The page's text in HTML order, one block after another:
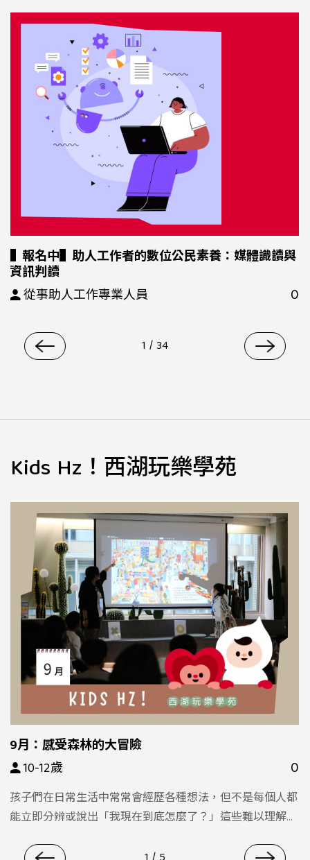
▌報名中▌助人工作者的數位公民素養：媒體識讀與
資訊判讀
從事助人工作專業人員
0
1 /34
Kids Hz！西湖玩樂學苑
9月：感受森林的大冒險
10-12歲
0
孩子們在日常生活中常常會經歷各種想法，但不是每個人都
能立即分辨或說出「我現在到底怎麼了？」這些難以理解的